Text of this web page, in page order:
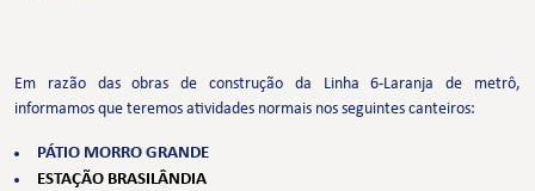
Em razão das obras de construção da Linha 6-Laranja de metrô,
informamos que teremos atividades normais nos seguintes canteiros:
PÁTIO MORRO GRANDE
ESTAÇÃO BRASILÂNDIA